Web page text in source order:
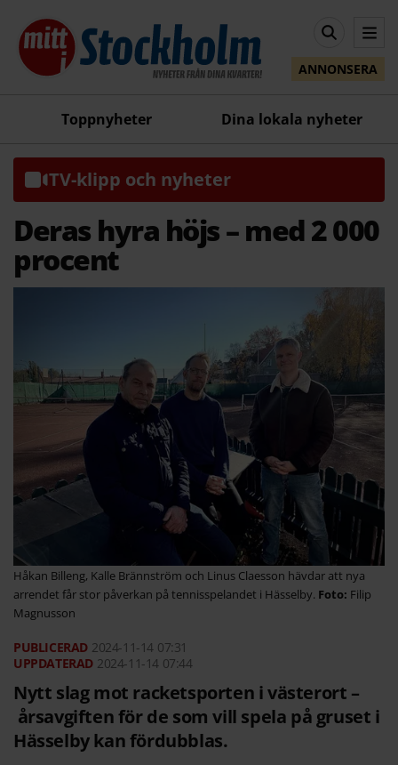
ANNONSERA
Toppnyheter Dina lokala nyheter
TV-klipp och nyheter
Deras hyra höjs – med 2 000
procent
Håkan Billeng, Kalle Brännström och Linus Claesson hävdar att nya
arrendet får stor påverkan på tennisspelandet i Hässelby.
Filip
Magnusson
2024-11-14 07:31
2024-11-14 07:44
Nytt slag mot racketsporten i västerort –
årsavgiften för de som vill spela på gruset i
Hässelby kan fördubblas.